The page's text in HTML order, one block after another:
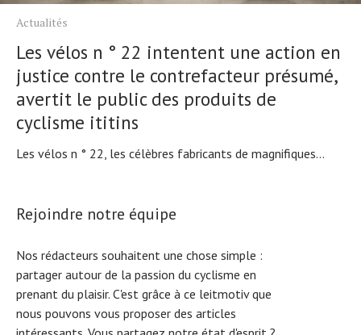
Actualités
Les vélos n ° 22 intentent une action en
justice contre le contrefacteur présumé,
avertit le public des produits de
cyclisme ititins
Les vélos n ° 22, les célèbres fabricants de magnifiques...
Rejoindre notre équipe
Nos rédacteurs souhaitent une chose simple :
partager autour de la passion du cyclisme en
prenant du plaisir. C'est grâce à ce leitmotiv que
nous pouvons vous proposer des articles